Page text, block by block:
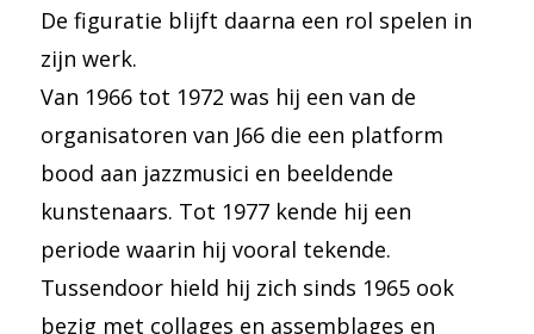
De figuratie blijft daarna een rol spelen in
zijn werk.
Van 1966 tot 1972 was hij een van de
organisatoren van J66 die een platform
bood aan jazzmusici en beeldende
kunstenaars. Tot 1977 kende hij een
periode waarin hij vooral tekende.
Tussendoor hield hij zich sinds 1965 ook
bezig met collages en assemblages en